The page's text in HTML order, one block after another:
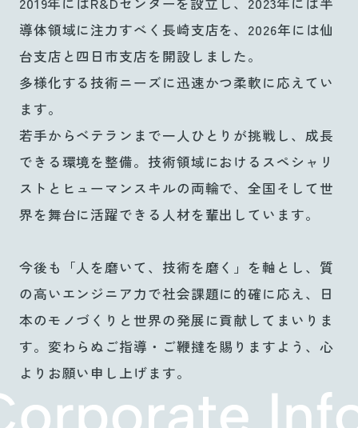
導体領域に注力すべく長崎支店を、2026年には仙
台支店と四日市支店を開設しました。
多様化する技術ニーズに迅速かつ柔軟に応えてい
ます。
若手からベテランまで一人ひとりが挑戦し、成長
できる環境を整備。技術領域におけるスペシャリ
ストとヒューマンスキルの両輪で、全国そして世
界を舞台に活躍できる人材を輩出しています。
今後も「人を磨いて、技術を磨く」を軸とし、質
の高いエンジニア力で社会課題に的確に応え、日
本のモノづくりと世界の発展に貢献してまいりま
す。変わらぬご指導・ご鞭撻を賜りますよう、心
よりお願い申し上げます。